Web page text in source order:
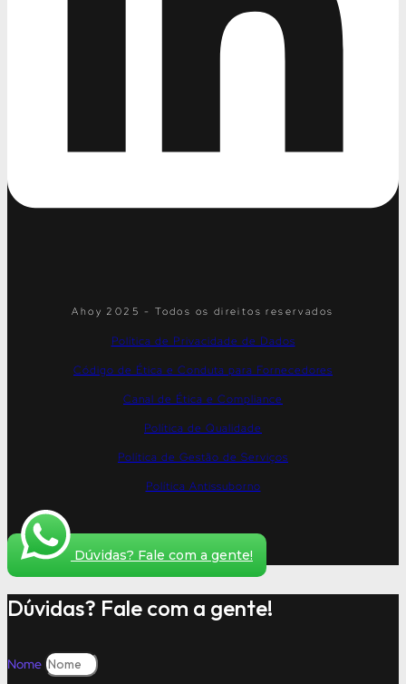
Ahoy 2025 - Todos os direitos reservados
Política de Privacidade de Dados
Código de Ética e Conduta para Fornecedores
Canal de Ética e Compliance
Política de Qualidade
Política de Gestão de Serviços
Política Antissuborno
Dúvidas? Fale com a gente!
Dúvidas? Fale com a gente!
Nome